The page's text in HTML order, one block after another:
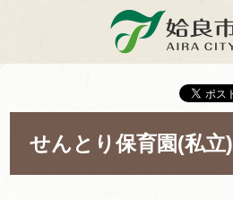
姶良市
せんとり保育園(私立)